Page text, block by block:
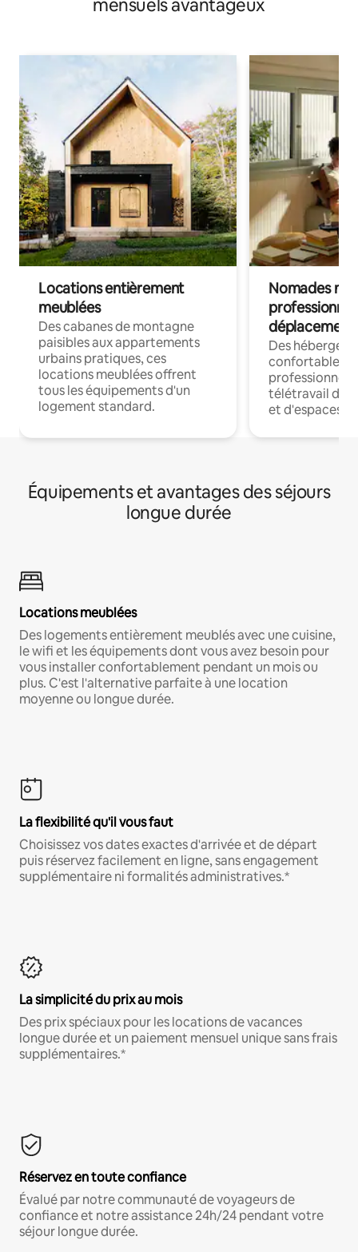
mensuels avantageux
Locations entièrement
meublées
Des cabanes de montagne
paisibles aux appartements
urbains pratiques, ces
locations meublées offrent
tous les équipements d'un
logement standard.
Nomades
déplacement
Des
confortables
professionnels
télétravail
et d'espaces
Équipements et avantages des séjours
longue durée
Locations meublées
Des logements entièrement meublés avec une cuisine,
le wifi et les équipements dont vous avez besoin pour
vous installer confortablement pendant un mois ou
plus. C'est l'alternative parfaite à une location
moyenne ou longue durée.
La flexibilité qu'il vous faut
Choisissez vos dates exactes d'arrivée et de départ
puis réservez facilement en ligne, sans engagement
supplémentaire ni formalités administratives.*
La simplicité du prix au mois
Des prix spéciaux pour les locations de vacances
longue durée et un paiement mensuel unique sans frais
supplémentaires.*
Réservez en toute confiance
Évalué par notre communauté de voyageurs de
confiance et notre assistance 24h/24 pendant votre
séjour longue durée.